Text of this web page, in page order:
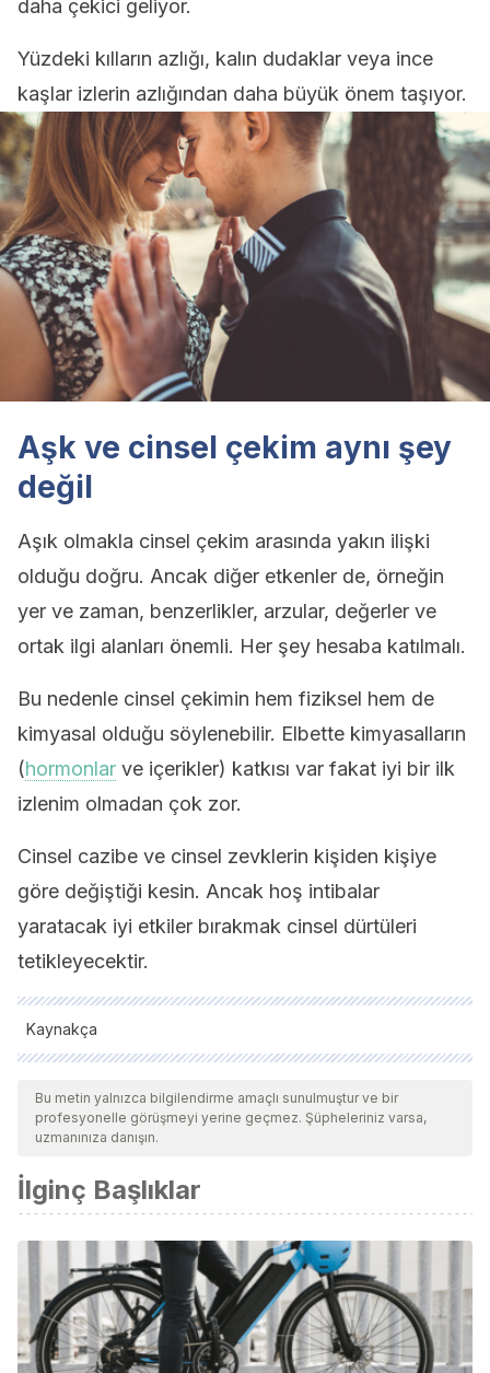
daha çekici geliyor.
Yüzdeki kılların azlığı, kalın dudaklar veya ince
kaşlar izlerin azlığından daha büyük önem taşıyor.
Aşk ve cinsel çekim aynı şey
değil
Aşık olmakla cinsel çekim arasında yakın ilişki
olduğu doğru. Ancak diğer etkenler de, örneğin
yer ve zaman, benzerlikler, arzular, değerler ve
ortak ilgi alanları önemli. Her şey hesaba katılmalı.
Bu nedenle cinsel çekimin hem fiziksel hem de
kimyasal olduğu söylenebilir. Elbette kimyasalların
(hormonlar ve içerikler) katkısı var fakat iyi bir ilk
izlenim olmadan çok zor.
Cinsel cazibe ve cinsel zevklerin kişiden kişiye
göre değiştiği kesin. Ancak hoş intibalar
yaratacak iyi etkiler bırakmak cinsel dürtüleri
tetikleyecektir.
Kaynakça
Tüm alıntı yapılan kaynaklar, kalitelerini, güvenilirliklerini,
güncelliklerini ve geçerliliklerini sağlamak için ekibimiz
tarafından derinlemesine incelendi. Bu makalenin bibliyografisi
kabul edildi.
Vázquez Parra, J. C. (2021). Modelo de cuadrantes del
género y del comportamiento sexual.
Domínguez-Rodrigo, M. (2004).
El origen de la atracción
sexual humana(Vol. 4). Ediciones akal.
Copulsky, D., & Hammack, P. L. (2021). Asexuality,
Bu metin yalnızca bilgilendirme amaçlı sunulmuştur ve bir
profesyonelle görüşmeyi yerine geçmez. Şüpheleriniz varsa,
uzmanınıza danışın.
İlginç Başlıklar